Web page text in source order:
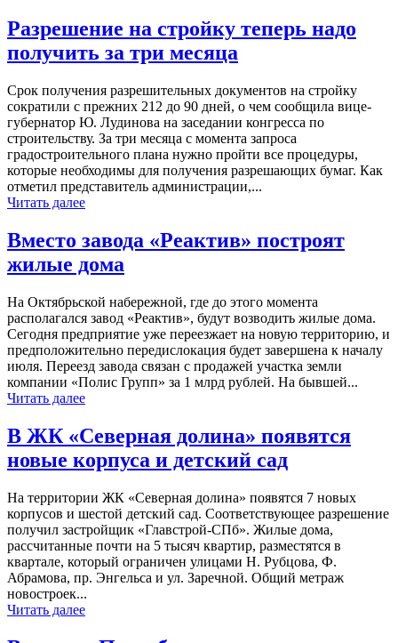
Разрешение на стройку теперь надо
получить за три месяца
Срок получения разрешительных документов на стройку
сократили с прежних 212 до 90 дней, о чем сообщила вице-
губернатор Ю. Лудинова на заседании конгресса по
строительству. За три месяца с момента запроса
градостроительного плана нужно пройти все процедуры,
которые необходимы для получения разрешающих бумаг. Как
отметил представитель администрации,...
Читать далее
Вместо завода «Реактив» построят
жилые дома
На Октябрьской набережной, где до этого момента
располагался завод «Реактив», будут возводить жилые дома.
Сегодня предприятие уже переезжает на новую территорию, и
предположительно передислокация будет завершена к началу
июля. Переезд завода связан с продажей участка земли
компании «Полис Групп» за 1 млрд рублей. На бывшей...
Читать далее
В ЖК «Северная долина» появятся
новые корпуса и детский сад
На территории ЖК «Северная долина» появятся 7 новых
корпусов и шестой детский сад. Соответствующее разрешение
получил застройщик «Главстрой-СПб». Жилые дома,
рассчитанные почти на 5 тысяч квартир, разместятся в
квартале, который ограничен улицами Н. Рубцова, Ф.
Абрамова, пр. Энгельса и ул. Заречной. Общий метраж
новостроек...
Читать далее